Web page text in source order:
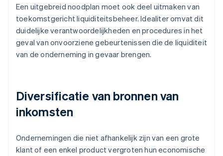
Een uitgebreid noodplan moet ook deel uitmaken van
toekomstgericht liquiditeitsbeheer. Idealiter omvat dit
duidelijke verantwoordelijkheden en procedures in het
geval van onvoorziene gebeurtenissen die de liquiditeit
van de onderneming in gevaar brengen.
Diversificatie van bronnen van
inkomsten
Ondernemingen die niet afhankelijk zijn van een grote
klant of een enkel product vergroten hun economische